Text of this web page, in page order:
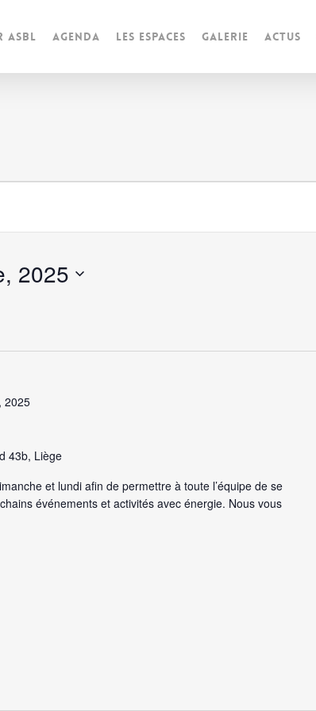
ASBL Agenda Les espaces Galerie Actus
2025
2025
43b, Liège
et lundi afin de permettre à toute l’équipe de se
événements et activités avec énergie. Nous vous